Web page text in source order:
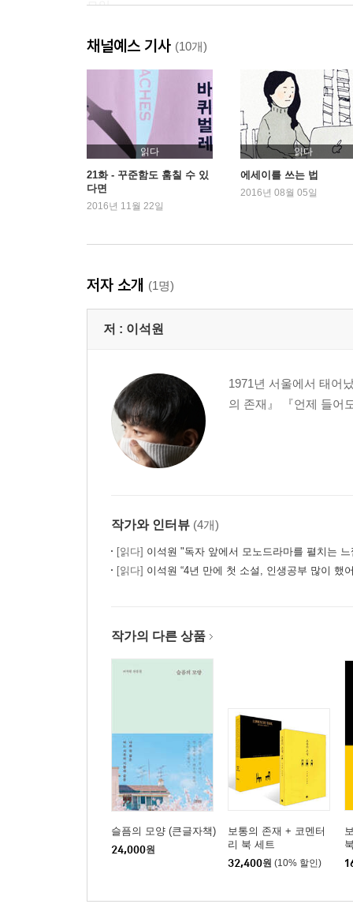
모임
개 살해 사건
작은 눈
두번째 만남
2인조
혼란
방세옥
음모
재회
봉투
용휘의 사생활
아이들과의 전쟁
소영과 술을 마시다
사재기
톰과 제리
소영의 이야기
가짜 권순원의 꿈
권과 용
거짓말쟁이 혹은 정신병자 혹은 몽상가
용휘의 일생
해바라기
마지막 순간
누가 꽃밭을 흔들어놓았나
용휘의 사형식
채널예스 기사 (10개)
읽다
21화 - 꾸준함도 훔칠 수 있
다면
2016년 11월 22일
읽다
에세이를 쓰는 법
2016년 08월 05일
저자 소개 (1명)
저 : 이석원
1971년 서울에서 태어
의 존재』 『언제 들어
작가와 인터뷰 (4개)
[읽다] 이석원 "독자 앞에서 모노드라마를 펼치는 느
[읽다] 이석원 “4년 만에 첫 소설, 인생공부 많이 했
작가의 다른 상품
슬픔의 모양 (큰글자책)
24,000원
보통의 존재 + 코멘터
리 북 세트
32,400원 (10% 할인)